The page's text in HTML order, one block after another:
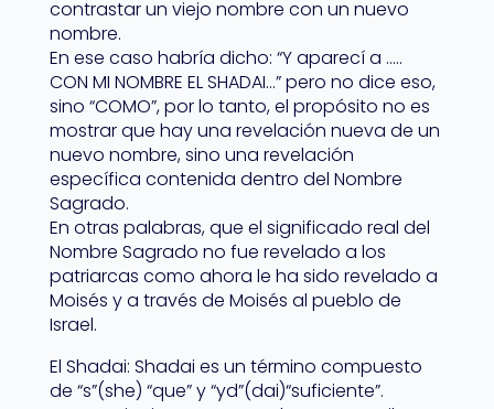
contrastar un viejo nombre con un nuevo
nombre.
En ese caso habría dicho: “Y aparecí a …..
CON MI NOMBRE EL SHADAI…” pero no dice eso,
sino “COMO”, por lo tanto, el propósito no es
mostrar que hay una revelación nueva de un
nuevo nombre, sino una revelación
específica contenida dentro del Nombre
Sagrado.
En otras palabras, que el significado real del
Nombre Sagrado no fue revelado a los
patriarcas como ahora le ha sido revelado a
Moisés y a través de Moisés al pueblo de
Israel.
El Shadai: Shadai es un término compuesto
de “s”(she) “que” y “yd”(dai)“suficiente”.